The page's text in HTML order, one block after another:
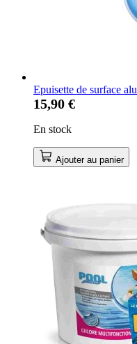
Epuisette de surface alu
15,90 €
En stock
Ajouter au panier